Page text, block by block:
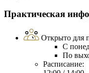
Практическая
Открыто для
С
По
Расписание: